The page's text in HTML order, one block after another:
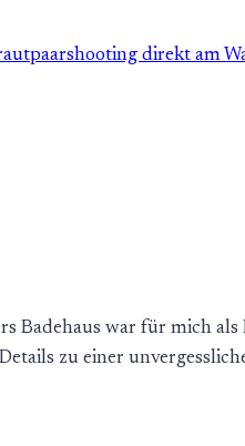
Badehaus war für mich
zu einer